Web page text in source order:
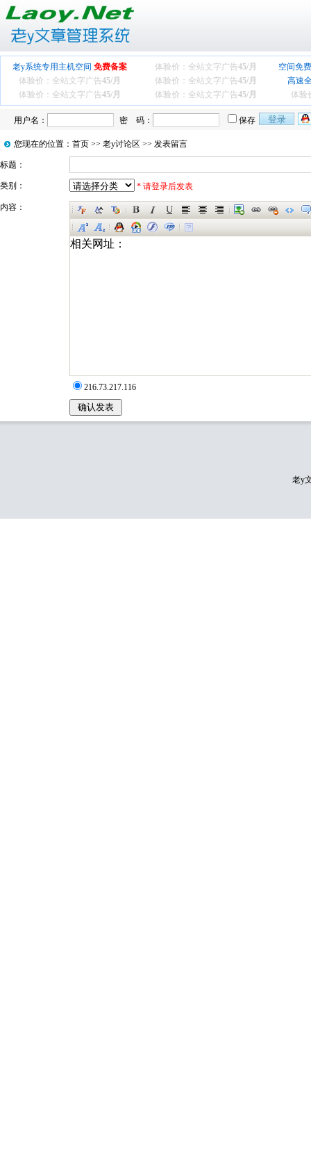
老y系统专用主机空间 免费备案 体验价：全站文字广告45/月
空间免
体验价：全站文字广告45/月 体验价：全站文字广告45/月
高速
体验价：全站文字广告45/月 体验价：全站文字广告45/月 体验
用户名： 密 码： 保存
您现在的位置： 首页 >> 老y讨论区 >> 发表留言
标题：
类别： * 请登录后发表
内容：
216.73.217.116
老y